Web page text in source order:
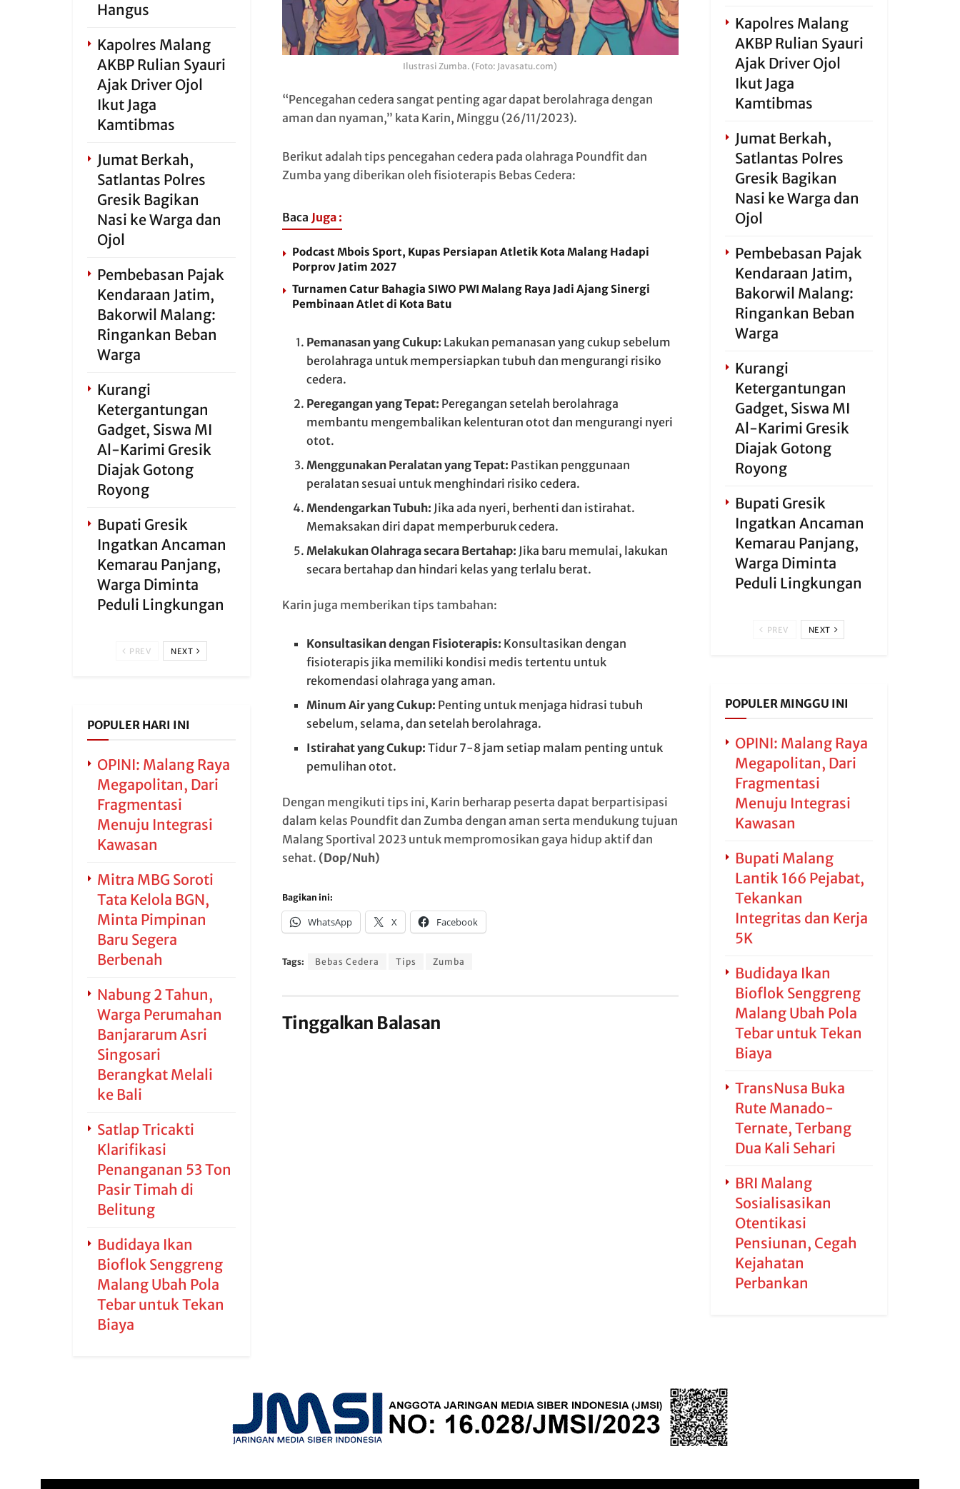
Ilustrasi Zumba. (Foto: Javasatu.com)
“Pencegahan cedera sangat penting agar dapat berolahraga dengan
aman dan nyaman,” kata Karin, Minggu (26/11/2023).
Berikut adalah tips pencegahan cedera pada olahraga Poundfit dan
Zumba yang diberikan oleh fisioterapis Bebas Cedera:
Baca Juga :
Podcast Mbois Sport, Kupas Persiapan Atletik Kota Malang Hadapi
Porprov Jatim 2027
Turnamen Catur Bahagia SIWO PWI Malang Raya Jadi Ajang Sinergi
Pembinaan Atlet di Kota Batu
Pemanasan yang Cukup: Lakukan pemanasan yang cukup sebelum
berolahraga untuk mempersiapkan tubuh dan mengurangi risiko
cedera.
Peregangan yang Tepat: Peregangan setelah berolahraga
membantu mengembalikan kelenturan otot dan mengurangi nyeri
otot.
Menggunakan Peralatan yang Tepat: Pastikan penggunaan
peralatan sesuai untuk menghindari risiko cedera.
Mendengarkan Tubuh: Jika ada nyeri, berhenti dan istirahat.
Memaksakan diri dapat memperburuk cedera.
Melakukan Olahraga secara Bertahap: Jika baru memulai, lakukan
secara bertahap dan hindari kelas yang terlalu berat.
Karin juga memberikan tips tambahan:
Konsultasikan dengan Fisioterapis: Konsultasikan dengan
fisioterapis jika memiliki kondisi medis tertentu untuk
rekomendasi olahraga yang aman.
Minum Air yang Cukup: Penting untuk menjaga hidrasi tubuh
sebelum, selama, dan setelah berolahraga.
Istirahat yang Cukup: Tidur 7-8 jam setiap malam penting untuk
pemulihan otot.
Dengan mengikuti tips ini, Karin berharap peserta dapat berpartisipasi
dalam kelas Poundfit dan Zumba dengan aman serta mendukung tujuan
Malang Sportival 2023 untuk mempromosikan gaya hidup aktif dan
sehat. (Dop/Nuh)
Bagikan ini:
WhatsApp X Facebook
Tags: Bebas Cedera Tips Zumba
Tinggalkan Balasan
Hangus
Kapolres Malang
AKBP Rulian Syauri
Ajak Driver Ojol
Ikut Jaga
Kamtibmas
Jumat Berkah,
Satlantas Polres
Gresik Bagikan
Nasi ke Warga dan
Ojol
Pembebasan Pajak
Kendaraan Jatim,
Bakorwil Malang:
Ringankan Beban
Warga
Kurangi
Ketergantungan
Gadget, Siswa MI
Al-Karimi Gresik
Diajak Gotong
Royong
Bupati Gresik
Ingatkan Ancaman
Kemarau Panjang,
Warga Diminta
Peduli Lingkungan
PREV NEXT
POPULER HARI INI
OPINI: Malang Raya
Megapolitan, Dari
Fragmentasi
Menuju Integrasi
Kawasan
Mitra MBG Soroti
Tata Kelola BGN,
Minta Pimpinan
Baru Segera
Berbenah
Nabung 2 Tahun,
Warga Perumahan
Banjararum Asri
Singosari
Berangkat Melali
ke Bali
Satlap Tricakti
Klarifikasi
Penanganan 53 Ton
Pasir Timah di
Belitung
Budidaya Ikan
Bioflok Senggreng
Malang Ubah Pola
Tebar untuk Tekan
Biaya
Kapolres Malang
AKBP Rulian Syauri
Ajak Driver Ojol
Ikut Jaga
Kamtibmas
Jumat Berkah,
Satlantas Polres
Gresik Bagikan
Nasi ke Warga dan
Ojol
Pembebasan Pajak
Kendaraan Jatim,
Bakorwil Malang:
Ringankan Beban
Warga
Kurangi
Ketergantungan
Gadget, Siswa MI
Al-Karimi Gresik
Diajak Gotong
Royong
Bupati Gresik
Ingatkan Ancaman
Kemarau Panjang,
Warga Diminta
Peduli Lingkungan
PREV NEXT
POPULER MINGGU INI
OPINI: Malang Raya
Megapolitan, Dari
Fragmentasi
Menuju Integrasi
Kawasan
Bupati Malang
Lantik 166 Pejabat,
Tekankan
Integritas dan Kerja
5K
Budidaya Ikan
Bioflok Senggreng
Malang Ubah Pola
Tebar untuk Tekan
Biaya
TransNusa Buka
Rute Manado-
Ternate, Terbang
Dua Kali Sehari
BRI Malang
Sosialisasikan
Otentikasi
Pensiunan, Cegah
Kejahatan
Perbankan